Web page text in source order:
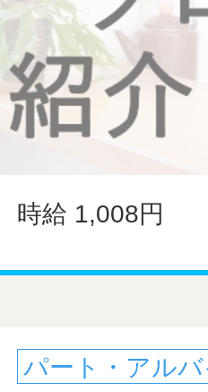
時給 1,008円
パート・アルバ